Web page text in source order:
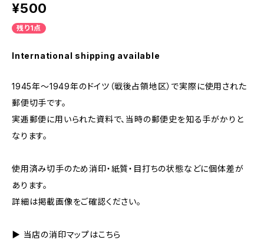
¥500
残り1点
International shipping available
1945年～1949年のドイツ（戦後占領地区）で実際に使用された
郵便切手です。
実逓郵便に用いられた資料で、当時の郵便史を知る手がかりと
なります。
使用済み切手のため消印・紙質・目打ちの状態などに個体差が
あります。
詳細は掲載画像をご確認ください。
▶ 当店の消印マップはこちら